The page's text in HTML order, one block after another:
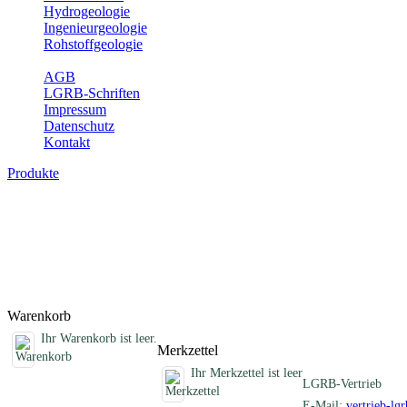
Hydrogeologie
Ingenieurgeologie
Rohstoffgeologie
AGB
LGRB-Schriften
Impressum
Datenschutz
Kontakt
Produkte
Warenkorb
Ihr Warenkorb ist leer.
Merkzettel
Ihr Merkzettel ist leer
LGRB-Vertrieb